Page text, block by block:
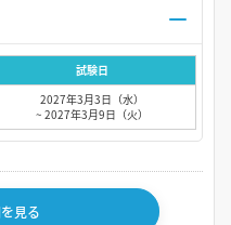
試験日
2027年3月3日（水）
~ 2027年3月9日（火）
見る